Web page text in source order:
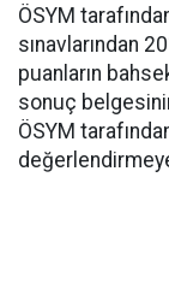
ÖSYM
sınavlarından
puanların
sonuç
ÖSYM